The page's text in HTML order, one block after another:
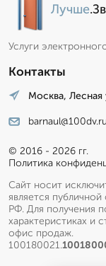
Лучше
Услуги
Контакты
Москва, Лесная
barnaul@100dv.ru
© 2016 - 2026 гг.
Политика
Сайт носит
является
РФ. Для получения
характеристиках и
офис продаж.
100180021.